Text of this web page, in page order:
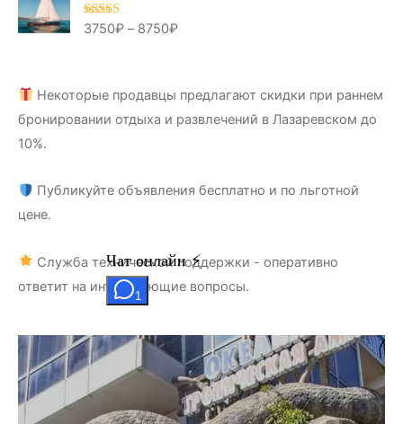
Оценка
3750₽– 8750₽
Некоторые продавцы предлагают скидки при раннем
бронировании отдыха и развлечений в Лазаревском до
10%.
Публикуйте объявления бесплатно и по льготной
цене.
Служба технической поддержки - оперативно
ответит на интересующие вопросы.